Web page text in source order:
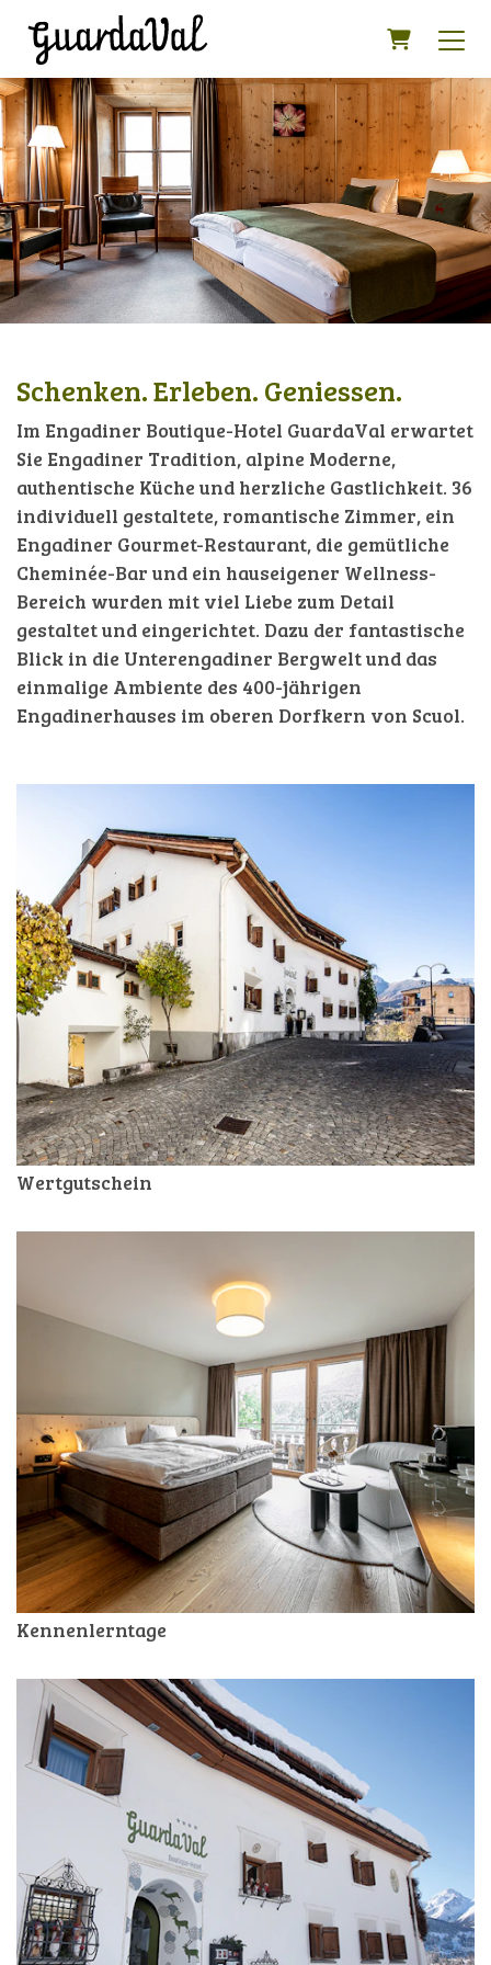
Schenken. Erleben. Geniessen.
Im Engadiner Boutique-Hotel GuardaVal erwartet
Sie Engadiner Tradition, alpine Moderne,
authentische Küche und herzliche Gastlichkeit. 36
individuell gestaltete, romantische Zimmer, ein
Engadiner Gourmet-Restaurant, die gemütliche
Cheminée-Bar und ein hauseigener Wellness-
Bereich wurden mit viel Liebe zum Detail
gestaltet und eingerichtet. Dazu der fantastische
Blick in die Unterengadiner Bergwelt und das
einmalige Ambiente des 400-jährigen
Engadinerhauses im oberen Dorfkern von Scuol.
Wertgutschein
Kennenlerntage